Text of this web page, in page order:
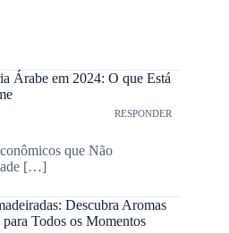
Árabe em 2024: O que Está
RESPONDER
que Não
[…]
Descubra Aromas
Todos os Momentos